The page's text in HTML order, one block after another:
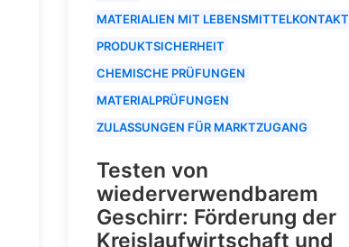
MATERIALIEN MIT LEBENSMITTELKONTAKT
PRODUKTSICHERHEIT
CHEMISCHE PRÜFUNGEN
MATERIALPRÜFUNGEN
ZULASSUNGEN FÜR MARKTZUGANG
Testen von
wiederverwendbarem
Geschirr: Förderung der
Kreislaufwirtschaft und